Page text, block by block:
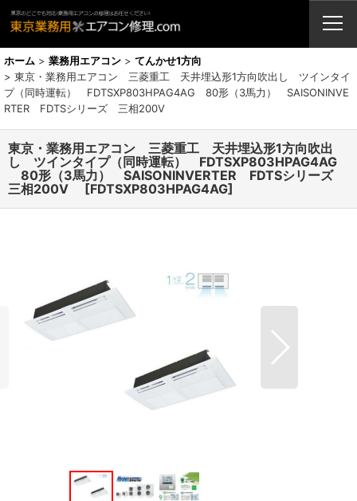
城）
ホーム > 業務用エアコン > てんかせ1方向
> 東京・業務用エアコン 三菱重工 天井埋込形1方向吹出し ツインタイ
プ（同時運転） FDTSXP803HPAG4AG 80形（3馬力） SAISONINVE
RTER FDTSシリーズ 三相200V
東京・業務用エアコン 三菱重工 天井埋込形1方向吹出
し ツインタイプ（同時運転） FDTSXP803HPAG4AG
80形（3馬力） SAISONINVERTER FDTSシリーズ
三相200V
[FDTSXP803HPAG4AG]